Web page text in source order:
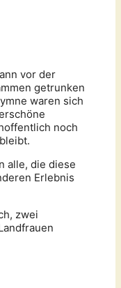
vor der
getrunken
waren sich
noch
alle, die diese
Erlebnis
zwei